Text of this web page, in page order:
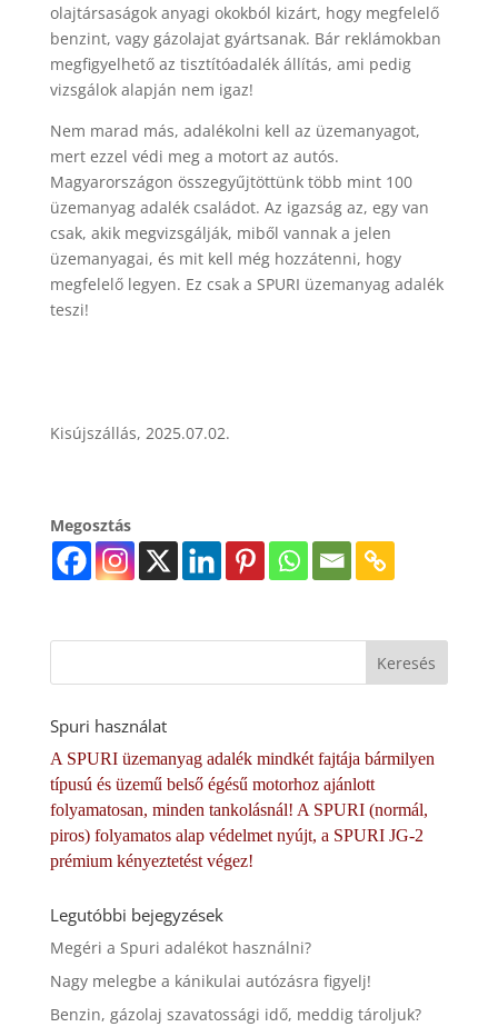
olajtársaságok anyagi okokból kizárt, hogy megfelelő
benzint, vagy gázolajat gyártsanak. Bár reklámokban
megfigyelhető az tisztítóadalék állítás, ami pedig
vizsgálok alapján nem igaz!
Nem marad más, adalékolni kell az üzemanyagot,
mert ezzel védi meg a motort az autós.
Magyarországon összegyűjtöttünk több mint 100
üzemanyag adalék családot. Az igazság az, egy van
csak, akik megvizsgálják, miből vannak a jelen
üzemanyagai, és mit kell még hozzátenni, hogy
megfelelő legyen. Ez csak a SPURI üzemanyag adalék
teszi!
Kisújszállás, 2025.07.02.
Megosztás
Spuri használat
A SPURI üzemanyag adalék mindkét fajtája bármilyen
típusú és üzemű belső égésű motorhoz ajánlott
folyamatosan, minden tankolásnál! A SPURI (normál,
piros) folyamatos alap védelmet nyújt, a SPURI JG-2
prémium kényeztetést végez!
Legutóbbi bejegyzések
Megéri a Spuri adalékot használni?
Nagy melegbe a kánikulai autózásra figyelj!
Benzin, gázolaj szavatossági idő, meddig tároljuk?